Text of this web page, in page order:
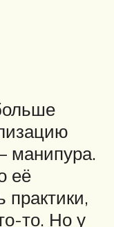
манипура.
её
практики,
то. Но у